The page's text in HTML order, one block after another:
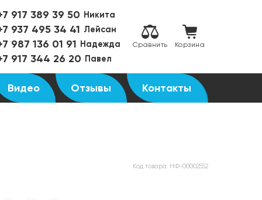
917 389 39 50 Никита
937 495 34 41 Лейсан
987 136 01 91 Надежда
917 344 26 20 Павел
Сравнить Корзина
Видео Отзывы Контакты
Код товара: НФ-00002552